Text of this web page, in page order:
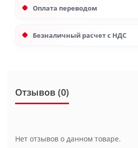
Оплата переводом
Безналичный расчет с НДС
Отзывов (0)
Нет отзывов о данном товаре.